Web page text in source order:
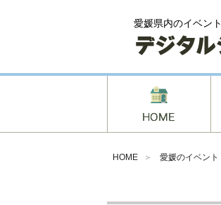
愛媛県内のイベント
HOME ＞ 愛媛のイベント